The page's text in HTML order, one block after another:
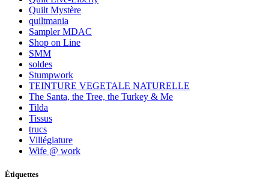
Quilt Mystère
quiltmania
Sampler MDAC
Shop on Line
SMM
soldes
Stumpwork
TEINTURE VEGETALE NATURELLE
The Santa, the Tree, the Turkey & Me
Tilda
Tissus
trucs
Villégiature
Wife @ work
Étiquettes